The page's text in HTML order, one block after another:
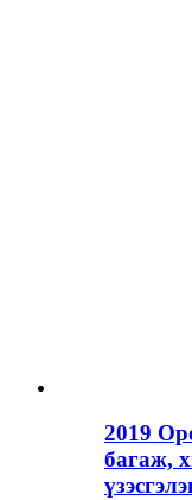
2019
багаж,